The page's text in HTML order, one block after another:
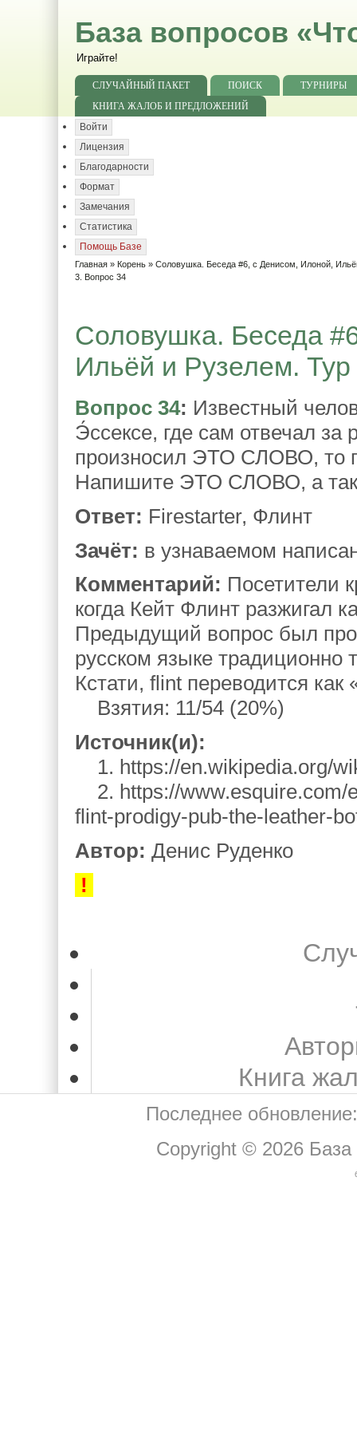
База вопросов
Играйте!
СЛУЧАЙНЫЙ ПАКЕТ ПОИСК
ТУРНИРЫ
КНИГА ЖАЛОБ И ПРЕДЛОЖЕНИЙ
Войти
Лицензия
Благодарности
Формат
Замечания
Статистика
Помощь Базе
Главная » Корень » Соловушка. Беседа #6, с Денисом, Илоной,
3. Вопрос 34
Соловушка. Беседа
Ильёй и Рузелем.
Вопрос 34: Известный
Э́ссексе, где сам отвечал за
произносил ЭТО СЛОВО, то
Напишите ЭТО СЛОВО, а
Ответ: Firestarter, Флинт
Зачёт: в узнаваемом
Комментарий: Посетители
когда Кейт Флинт разжигал
Предыдущий вопрос был
русском языке традиционно
Кстати, flint переводится как
Взятия: 11/54 (20%)
Источник(и):
1. https://en.wikipedia.org/
2. https://www.esquire.com/
flint-prodigy-pub-the-leather-
Автор: Денис Руденко
!
Книга
Последнее
Copyright © 2026 База